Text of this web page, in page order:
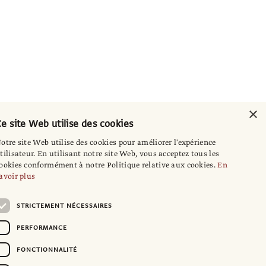
×
site Web utilise des cookies
site Web utilise des cookies pour améliorer l'expérience
En utilisant notre site Web, vous acceptez tous les
conformément à notre Politique relative aux cookies.En
plus
STRICTEMENT NÉCESSAIRES
PERFORMANCE
FONCTIONNALITÉ